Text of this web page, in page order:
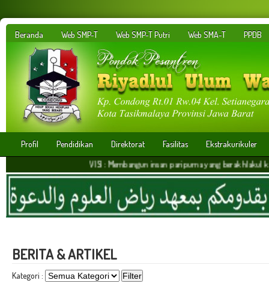
Beranda Web SMP-T Web SMP-T Putri Web SMA-T PPDB
Profil Pendidikan Direktorat Fasilitas
Ekstrakurikuler
VISI : Membangun insan paripurna yang berakhlakul
BERITA & ARTIKEL
Kategori :